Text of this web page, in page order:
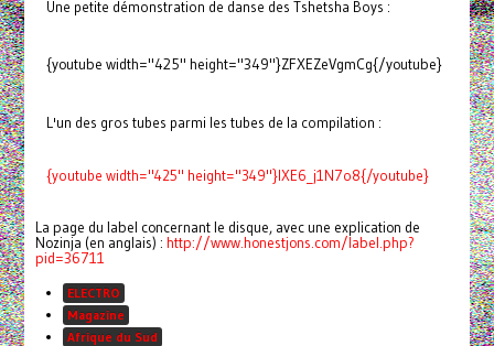
Une petite démonstration de danse des Tshetsha Boys :
{youtube width="425" height="349"}ZFXEZeVgmCg{/youtube}
L'un des gros tubes parmi les tubes de la compilation :
{youtube width="425" height="349"}IXE6_j1N7o8{/youtube}
La page du label concernant le disque, avec une explication de
Nozinja (en anglais) : http://www.honestjons.com/label.php?
pid=36711
ELECTRO
Magazine
Afrique du Sud